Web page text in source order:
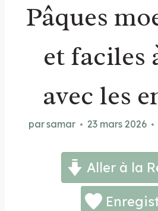
Pâques
et faciles
avec les
parsamar 23 mars 2026
Aller à la